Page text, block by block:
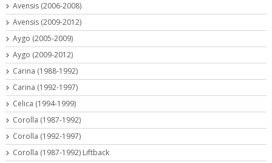
Avensis (2006-2008)
Avensis (2009-2012)
Aygo (2005-2009)
Aygo (2009-2012)
Carina (1988-1992)
Carina (1992-1997)
Celica (1994-1999)
Corolla (1987-1992)
Corolla (1992-1997)
Corolla (1987-1992) Liftback